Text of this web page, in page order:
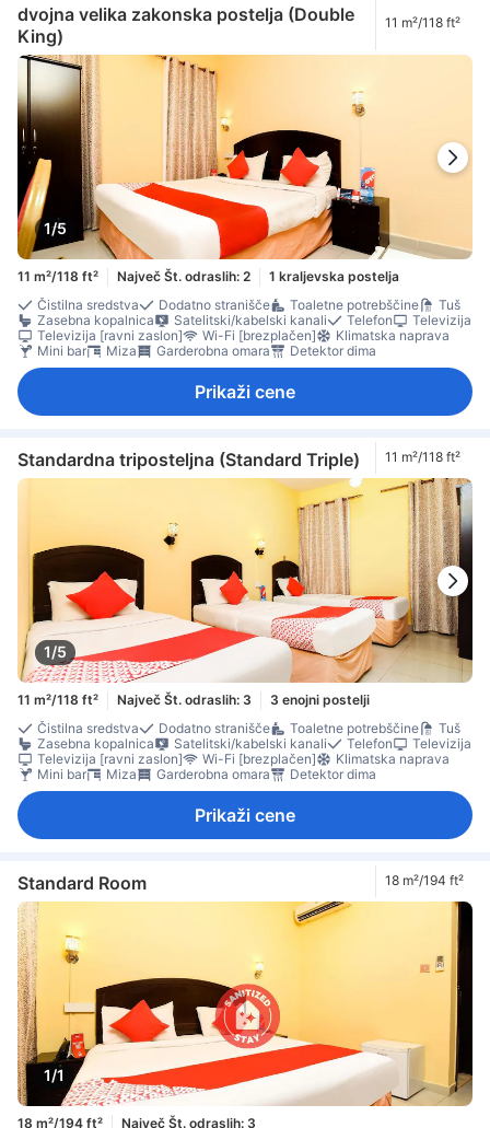
dvojna velika zakonska postelja (Double
King)
11 m²/118 ft²
1/5
11 m²/118 ft² Največ Št. odraslih: 2
1 kraljevska postelja
Čistilna sredstva
Dodatno stranišče Toaletne potrebščine
Tuš
Zasebna kopalnica
Satelitski/kabelski kanali Telefon
Televizija
Televizija [ravni zaslon]
Wi-Fi [brezplačen]
Klimatska naprava
Mini bar
Miza Garderobna omara Detektor dima
Prikaži cene
Standardna triposteljna (Standard Triple) 11 m²/118 ft²
1/5
11 m²/118 ft² Največ Št. odraslih: 3
3 enojni postelji
Čistilna sredstva
Dodatno stranišče Toaletne potrebščine
Tuš
Zasebna kopalnica
Satelitski/kabelski kanali Telefon
Televizija
Televizija [ravni zaslon]
Wi-Fi [brezplačen]
Klimatska naprava
Mini bar
Miza Garderobna omara Detektor dima
Prikaži cene
Standard Room 18 m²/194 ft²
1/1
18 m²/194 ft² Največ Št. odraslih: 3